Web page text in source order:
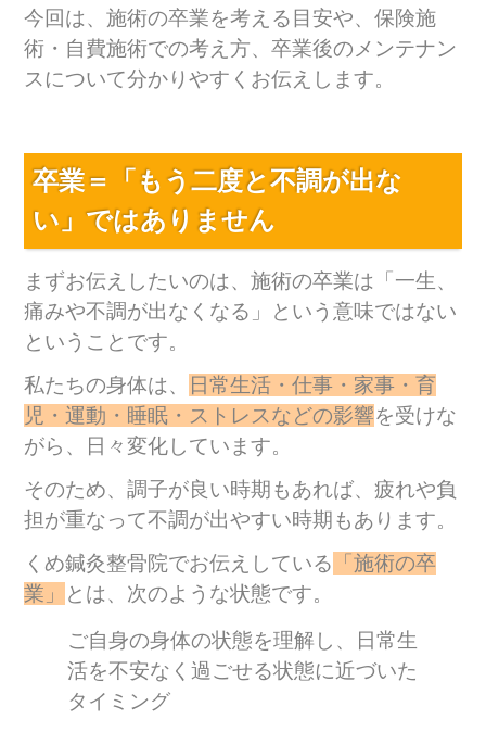
今回は、施術の卒業を考える目安や、保険施
術・自費施術での考え方、卒業後のメンテナン
スについて分かりやすくお伝えします。
卒業＝「もう二度と不調が出な
い」ではありません
まずお伝えしたいのは、施術の卒業は「一生、
痛みや不調が出なくなる」という意味ではない
ということです。
私たちの身体は、
日常生活・仕事・家事・育
児・運動・睡眠・ストレスなどの影響を受けな
がら、日々変化しています。
そのため、調子が良い時期もあれば、疲れや負
担が重なって不調が出やすい時期もあります。
くめ鍼灸整骨院でお伝えしている
「施術の卒
業」
とは、次のような状態です。
ご自身の身体の状態を理解し、日常生
活を不安なく過ごせる状態に近づいた
タイミング